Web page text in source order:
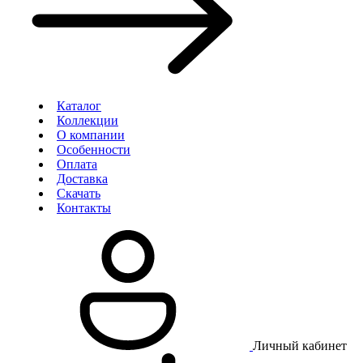
Каталог
Коллекции
О компании
Особенности
Оплата
Доставка
Скачать
Контакты
Личный кабинет